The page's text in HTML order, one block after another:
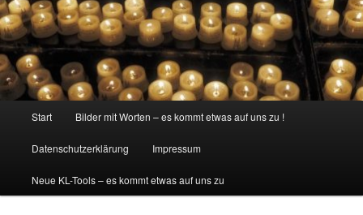
Start Bilder mit Worten – es kommt etwas auf uns zu !
Datenschutzerklärung Impressum
Neue KL-Tools – es kommt etwas auf uns zu